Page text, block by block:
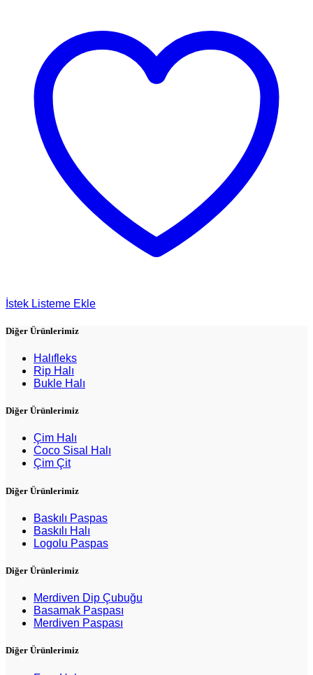
İstek Listeme Ekle
Diğer Ürünlerimiz
Halıfleks
Rip Halı
Bukle Halı
Diğer Ürünlerimiz
Çim Halı
Coco Sisal Halı
Çim Çit
Diğer Ürünlerimiz
Baskılı Paspas
Baskılı Halı
Logolu Paspas
Diğer Ürünlerimiz
Merdiven Dip Çubuğu
Basamak Paspası
Merdiven Paspası
Diğer Ürünlerimiz